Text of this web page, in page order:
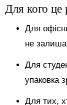
Для кого це
Для
не
Для
упаковка
Для тих,